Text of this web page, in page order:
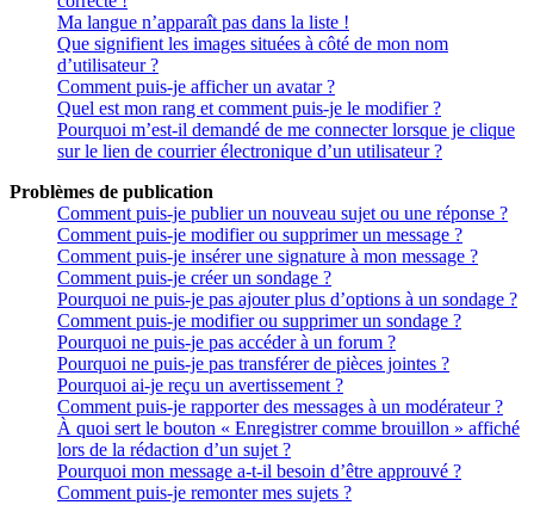
Ma langue n’apparaît pas dans la liste !
Que signifient les images situées à côté de mon nom
d’utilisateur ?
Comment puis-je afficher un avatar ?
Quel est mon rang et comment puis-je le modifier ?
Pourquoi m’est-il demandé de me connecter lorsque je clique
sur le lien de courrier électronique d’un utilisateur ?
Problèmes de publication
Comment puis-je publier un nouveau sujet ou une réponse ?
Comment puis-je modifier ou supprimer un message ?
Comment puis-je insérer une signature à mon message ?
Comment puis-je créer un sondage ?
Pourquoi ne puis-je pas ajouter plus d’options à un sondage ?
Comment puis-je modifier ou supprimer un sondage ?
Pourquoi ne puis-je pas accéder à un forum ?
Pourquoi ne puis-je pas transférer de pièces jointes ?
Pourquoi ai-je reçu un avertissement ?
Comment puis-je rapporter des messages à un modérateur ?
À quoi sert le bouton « Enregistrer comme brouillon » affiché
lors de la rédaction d’un sujet ?
Pourquoi mon message a-t-il besoin d’être approuvé ?
Comment puis-je remonter mes sujets ?